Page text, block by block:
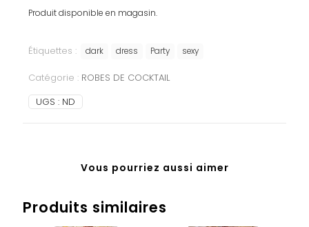
Produit disponible en magasin.
Étiquettes : dark dress Party sexy
Catégorie : ROBES DE COCKTAIL
UGS : ND
Vous pourriez aussi aimer
Produits similaires